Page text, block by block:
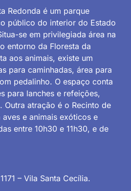
Redonda é um parque
público do interior do Estado
se em privilegiada área na
entorno da Floresta da
aos animais, existe um
para caminhadas, área para
pedalinho. O espaço conta
para lanches e refeições,
Outra atração é o Recinto de
e animais exóticos e
entre 10h30 e 11h30, e de
– Vila Santa Cecília.